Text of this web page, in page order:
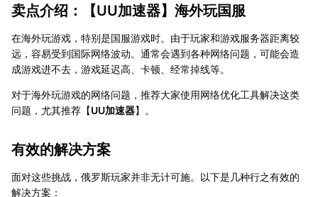
卖点介绍：【UU加速器】海外玩国服
在海外玩游戏，特别是国服游戏时。由于玩家和游戏服务器距离较
远，容易受到国际网络波动。通常会遇到各种网络问题，可能会造
成游戏进不去，游戏延迟高、卡顿、经常掉线等。
对于海外玩游戏的网络问题，推荐大家使用网络优化工具解决这类
问题，尤其推荐【UU加速器】。
有效的解决方案
面对这些挑战，俄罗斯玩家并非无计可施。以下是几种行之有效的
解决方案：